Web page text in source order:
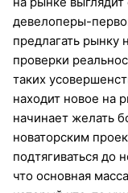
девелоперы-
предлагать рынку
проверки
таких
находит новое на
начинает желать
новаторским
подтягиваться до
что основная